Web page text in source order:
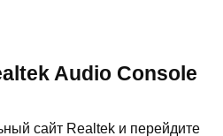
Audio Console
сайт Realtek и перейдите